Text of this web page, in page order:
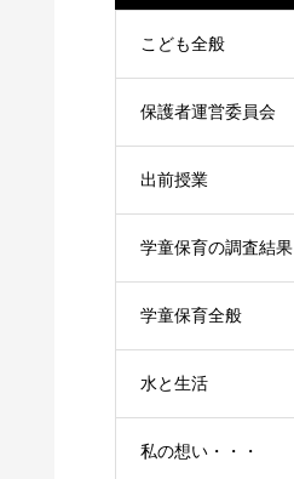
こども全般
保護者運営委員会
出前授業
学童保育の調査結果
学童保育全般
水と生活
私の想い・・・